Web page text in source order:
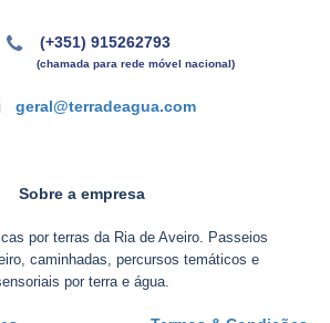
(+351) 915262793
(chamada para rede móvel nacional)
geral@terradeagua.com
Sobre a empresa
por terras da Ria de Aveiro. Passeios
caminhadas, percursos temáticos e
por terra e água.